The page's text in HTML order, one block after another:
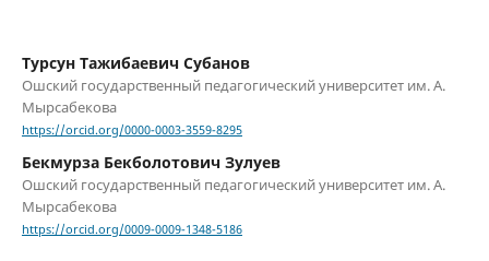
Турсун Тажибаевич Субанов
Ошский государственный педагогический университет им. А.
Мырсабекова
https://orcid.org/0000-0003-3559-8295
Бекмурза Бекболотович Зулуев
Ошский государственный педагогический университет им. А.
Мырсабекова
https://orcid.org/0009-0009-1348-5186